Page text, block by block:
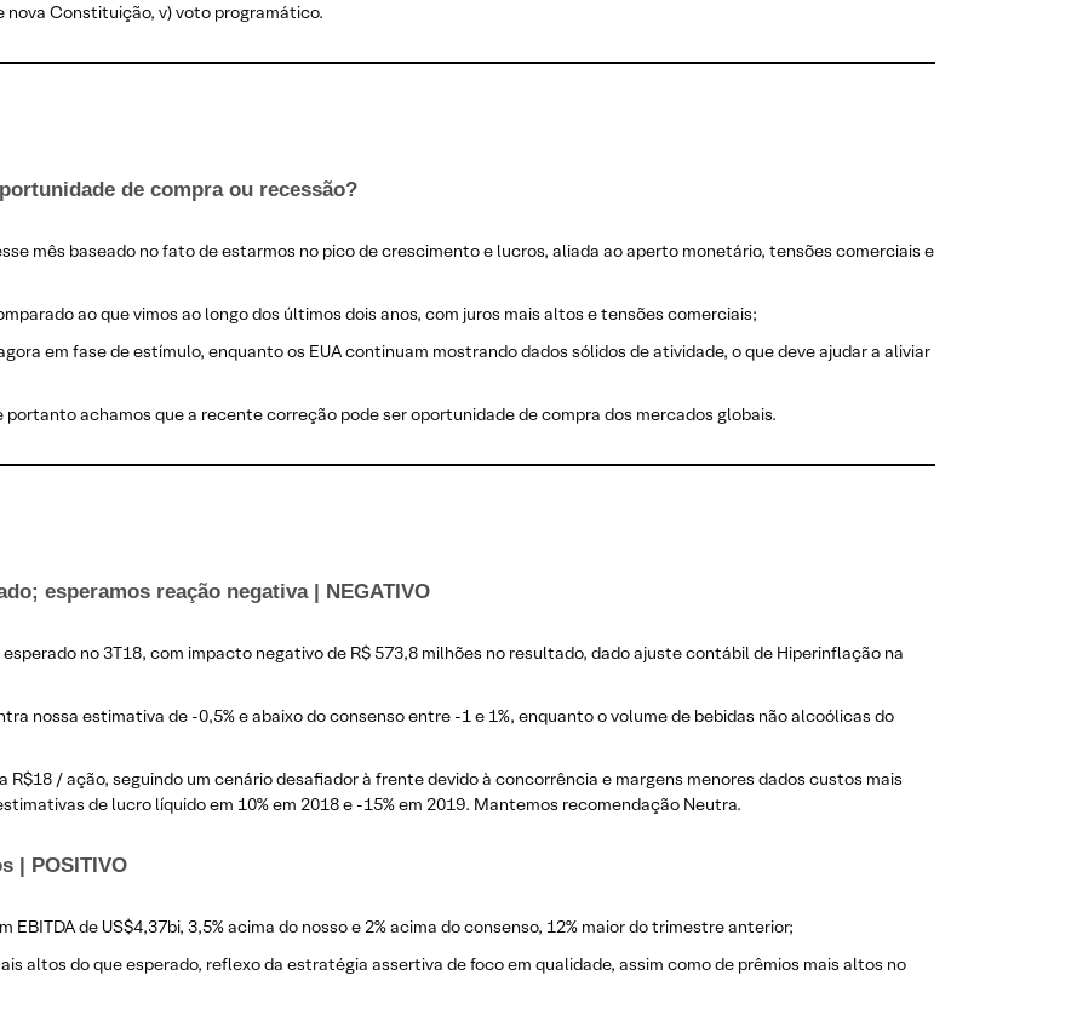
Constituição, v) voto programático.
de compra ou recessão?
mês baseado no fato de estarmos no pico de crescimento e lucros, aliada ao aperto monetário, tensões comerciais e
ao que vimos ao longo dos últimos dois anos, com juros mais altos e tensões comerciais;
em fase de estímulo, enquanto os EUA continuam mostrando dados sólidos de atividade, o que deve ajudar a aliviar
portanto achamos que a recente correção pode ser oportunidade de compra dos mercados globais.
esperamos reação negativa | NEGATIVO
no 3T18, com impacto negativo de R$ 573,8 milhões no resultado, dado ajuste contábil de Hiperinflação na
nossa estimativa de -0,5% e abaixo do consenso entre -1 e 1%, enquanto o volume de bebidas não alcoólicas do
R$18 / ação, seguindo um cenário desafiador à frente devido à concorrência e margens menores dados custos mais
de lucro líquido em 10% em 2018 e -15% em 2019. Mantemos recomendação Neutra.​
| POSITIVO
de US$4,37bi, 3,5% acima do nosso e 2% acima do consenso, 12% maior do trimestre anterior;
altos do que esperado, reflexo da estratégia assertiva de foco em qualidade, assim como de prêmios mais altos no